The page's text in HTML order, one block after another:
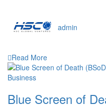
admin
Read More
Business
Blue Screen of